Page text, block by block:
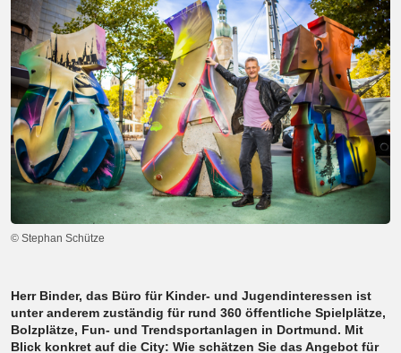
© Stephan Schütze
Herr Binder, das Büro für Kinder- und Jugendinteressen ist
unter anderem zuständig für rund 360 öffentliche Spielplätze,
Bolzplätze, Fun- und Trendsportanlagen in Dortmund. Mit
Blick konkret auf die City: Wie schätzen Sie das Angebot für